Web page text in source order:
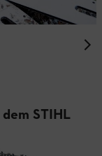
STIHL